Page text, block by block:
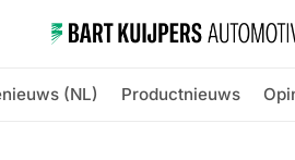
(NL) Productnieuws